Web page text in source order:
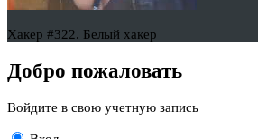
Хакер #322. Белый хакер
Добро пожаловать
Войдите в свою учетную запись